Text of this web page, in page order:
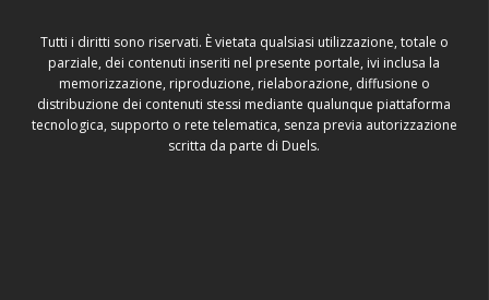
Tutti i diritti sono riservati. È vietata qualsiasi utilizzazione, totale o
parziale, dei contenuti inseriti nel presente portale, ivi inclusa la
memorizzazione, riproduzione, rielaborazione, diffusione o
distribuzione dei contenuti stessi mediante qualunque piattaforma
tecnologica, supporto o rete telematica, senza previa autorizzazione
scritta da parte di Duels.